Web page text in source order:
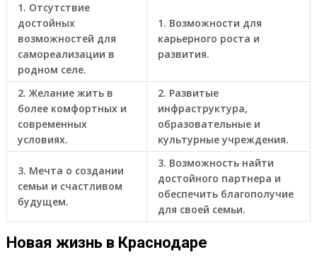
1. Отсутствие
достойных
возможностей для
самореализации в
родном селе.
1. Возможности для
карьерного роста и
развития.
2. Желание жить в
более комфортных и
современных
условиях.
2. Развитые
инфраструктура,
образовательные и
культурные учреждения.
3. Мечта о создании
семьи и счастливом
будущем.
3. Возможность найти
достойного партнера и
обеспечить благополучие
для своей семьи.
Новая жизнь в Краснодаре